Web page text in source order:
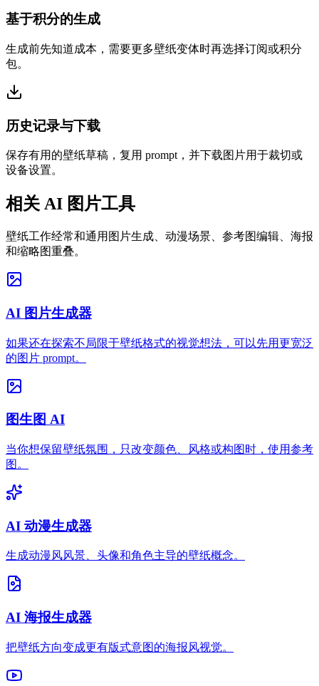
基于积分的生成
生成前先知道成本，需要更多壁纸变体时再选择订阅或积分
包。
历史记录与下载
保存有用的壁纸草稿，复用 prompt，并下载图片用于裁切或
设备设置。
相关 AI 图片工具
壁纸工作经常和通用图片生成、动漫场景、参考图编辑、海报
和缩略图重叠。
AI 图片生成器
如果还在探索不局限于壁纸格式的视觉想法，可以先用更宽泛
的图片 prompt。
图生图 AI
当你想保留壁纸氛围，只改变颜色、风格或构图时，使用参考
图。
AI 动漫生成器
生成动漫风风景、头像和角色主导的壁纸概念。
AI 海报生成器
把壁纸方向变成更有版式意图的海报风视觉。